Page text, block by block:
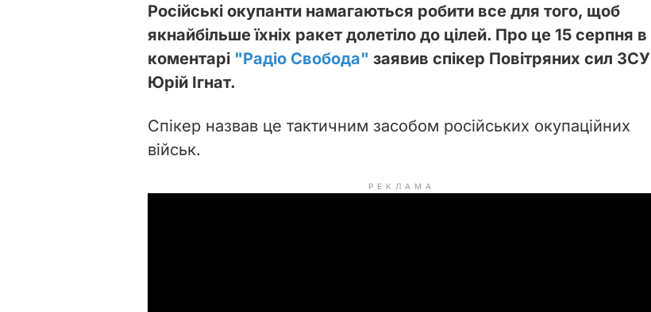
Російські окупанти намагаються робити все для того, щоб
якнайбільше їхніх ракет долетіло до цілей. Про це 15 серпня в
коментарі "Радіо Свобода" заявив спікер Повітряних сил ЗСУ
Юрій Ігнат.
Спікер назвав це тактичним засобом російських окупаційних
військ.
РЕКЛАМА